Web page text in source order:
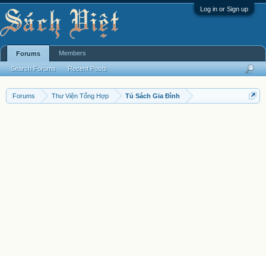
Log in or Sign up
Forums Thư Viện Tổng Hợp Tủ Sách Gia Đình
Forums
Search Forums Recent Posts
Members